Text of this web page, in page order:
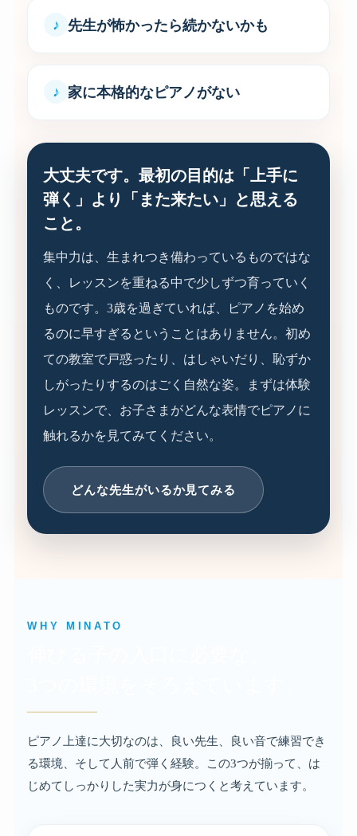
先生が怖かったら続かないかも
家に本格的なピアノがない
大丈夫です。最初の目的は「上手に
弾く」より「また来たい」と思える
こと。
集中力は、生まれつき備わっているものではな
く、レッスンを重ねる中で少しずつ育っていく
ものです。3歳を過ぎていれば、ピアノを始め
るのに早すぎるということはありません。初め
ての教室で戸惑ったり、はしゃいだり、恥ずか
しがったりするのはごく自然な姿。まずは体験
レッスンで、お子さまがどんな表情でピアノに
触れるかを見てみてください。
どんな先生がいるか見てみる
WHY MINATO
ピアノ上達に大切なのは、良い先生、良い音で練習でき
る環境、そして人前で弾く経験。この3つが揃って、は
じめてしっかりした実力が身につくと考えています。